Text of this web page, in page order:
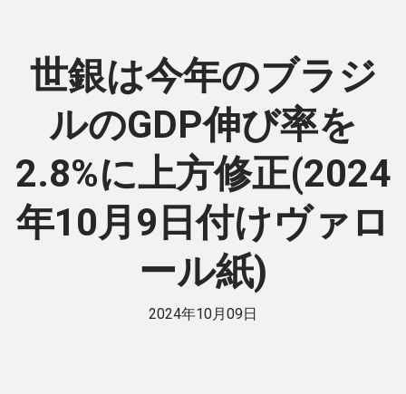
世銀は今年のブラジ
ルのGDP伸び率を
2.8%に上方修正(2024
年10月9日付けヴァロ
ール紙)
2024年10月09日